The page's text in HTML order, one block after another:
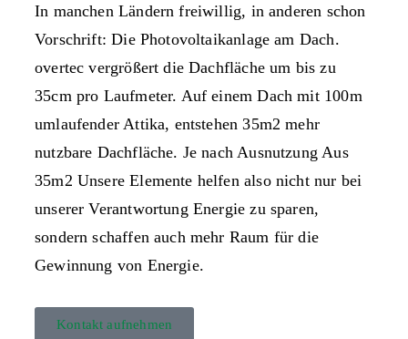
In manchen Ländern freiwillig, in anderen schon
Vorschrift: Die Photovoltaikanlage am Dach.
overtec vergrößert die Dachfläche um bis zu
35cm pro Laufmeter. Auf einem Dach mit 100m
umlaufender Attika, entstehen 35m2 mehr
nutzbare Dachfläche. Je nach Ausnutzung Aus
35m2 Unsere Elemente helfen also nicht nur bei
unserer Verantwortung Energie zu sparen,
sondern schaffen auch mehr Raum für die
Gewinnung von Energie.
Kontakt aufnehmen